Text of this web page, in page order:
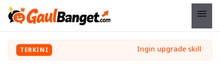
menu
TERKINI